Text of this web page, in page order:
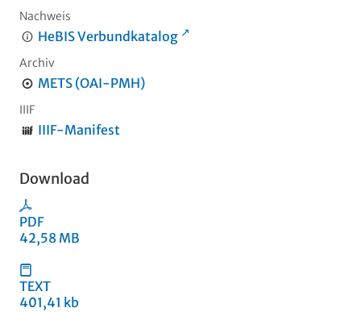
Nachweis
HeBIS Verbundkatalog
Archiv
METS (OAI-PMH)
IIIF
IIIF-Manifest
Download
PDF
42,58 MB
TEXT
401,41 kb